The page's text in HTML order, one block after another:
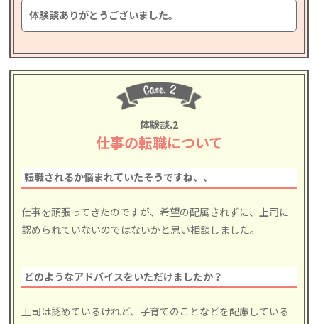
体験談ありがとうございました。
体験談.2
仕事の転職について
転職されるか悩まれていたそうですね、、
仕事を頑張ってきたのですが、希望の配属されずに、上司に
認められていないのではないかと思い相談しました。
どのようなアドバイスをいただけましたか？
上司は認めているけれど、子育てのことなどを配慮している